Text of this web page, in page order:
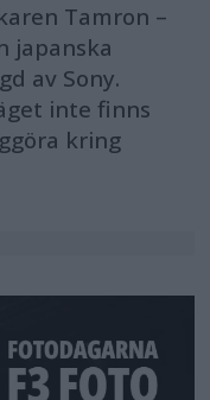
Tamron –
japanska
av Sony.
inte finns
kring